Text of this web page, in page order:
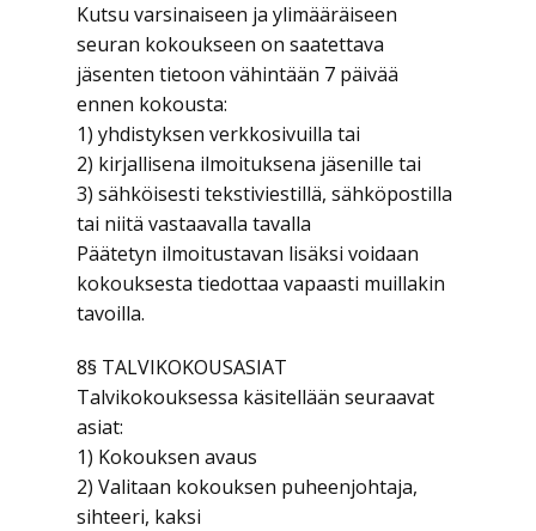
Kutsu varsinaiseen ja ylimääräiseen
seuran kokoukseen on saatettava
jäsenten tietoon vähintään 7 päivää
ennen kokousta:
1) yhdistyksen verkkosivuilla tai
2) kirjallisena ilmoituksena jäsenille tai
3) sähköisesti tekstiviestillä, sähköpostilla
tai niitä vastaavalla tavalla
Päätetyn ilmoitustavan lisäksi voidaan
kokouksesta tiedottaa vapaasti muillakin
tavoilla.
8§ TALVIKOKOUSASIAT
Talvikokouksessa käsitellään seuraavat
asiat:
1) Kokouksen avaus
2) Valitaan kokouksen puheenjohtaja,
sihteeri, kaksi